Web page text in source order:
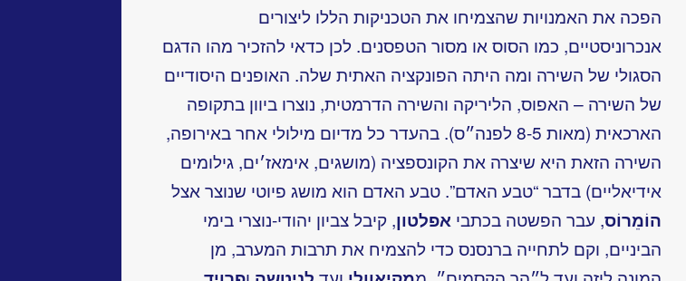
הפכה את האמנויות שהצמיחו את הטכניקות הללו ליצורים
אנכרוניסטיים, כמו הסוס או מסור הטפסנים. לכן כדאי להזכיר מהו הדגם
הסגולי של השירה ומה היתה הפונקציה האתית שלה. האופנים היסודיים
של השירה – האפוס, הליריקה והשירה הדרמטית, נוצרו ביוון בתקופה
הארכאית (מאות 8-5 לפנה״ס). בהעדר כל מדיום מילולי אחר באירופה,
השירה הזאת היא שיצרה את הקונספציה (מושגים, אימאז׳ים, גילומים
אידיאליים) בדבר “טבע האדם”. טבע האדם הוא מושג פיוטי שנוצר אצל
הוֹמֵרוֹס, עבר הפשטה בכתבי אפלטון, קיבל צביון יהודי-נוצרי בימי
הביניים, וקם לתחייה ברנסנס כדי להצמיח את תרבות המערב, מן